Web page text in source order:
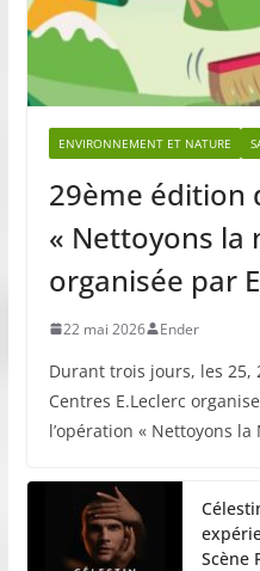
ENVIRONNEMENT ET NATURE
29ème édition
« Nettoyons la
organisée par
22 mai 2026 Ender
Durant trois jours, les 25,
Centres E.Leclerc
l’opération « Nettoyons la
Scène